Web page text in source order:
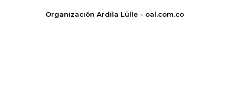
Organización Ardila Lülle - oal.com.co